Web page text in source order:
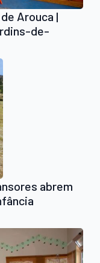
Arouca |
de-
abrem